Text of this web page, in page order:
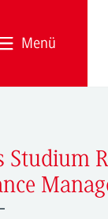
Menü
Studium